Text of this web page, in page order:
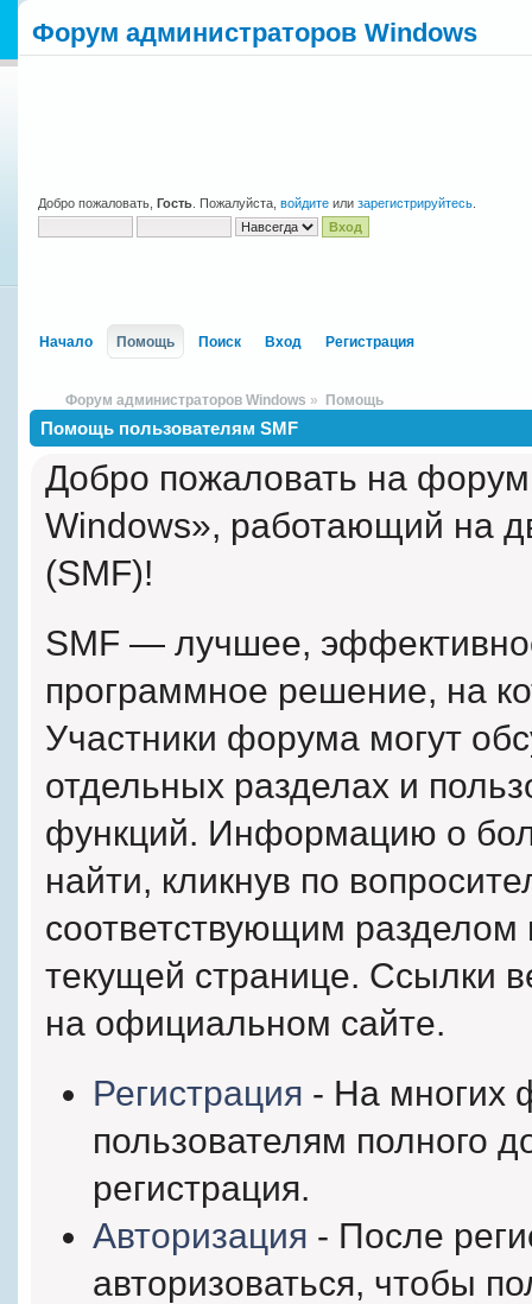
Форум администраторов Windows
Добро пожаловать, Гость . Пожалуйста, войдите или зарегистрируйтесь
Начало Помощь Поиск Вход Регистрация
Форум администраторов Windows » Помощь
Помощь пользователям SMF
Добро пожаловать на
Windows», работающий на
(SMF)!
SMF — лучшее,
программное решение, на
Участники форума могут
отдельных разделах и
функций. Информацию о
найти, кликнув по
соответствующим
текущей странице. Ссылки
на официальном сайте.
Регистрация - На многих
пользователям полного
регистрация.
Авторизация - После
авторизоваться, чтобы